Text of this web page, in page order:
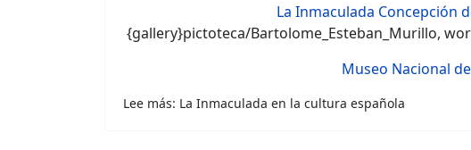
La Inmaculada Concepción
{gallery}pictoteca/Bartolome_Esteban_Murillo,
Museo Nacional
Lee más: La Inmaculada en la cultura española